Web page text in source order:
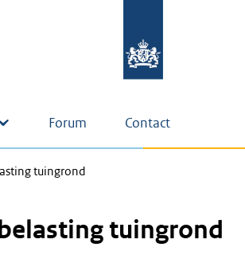
Forum Contact
tuingrond
tuingrond